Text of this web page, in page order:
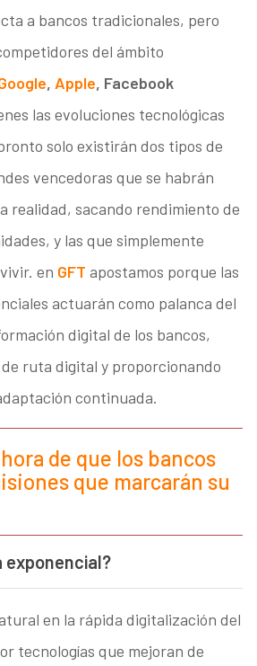
a bancos tradicionales, pero
del ámbito
, Apple, Facebook
las evoluciones tecnológicas
solo existirán dos tipos de
vencedoras que se habrán
realidad, sacando rendimiento de
y las que simplemente
en GFT apostamos porque las
actuarán como palanca del
digital de los bancos,
ruta digital y proporcionando
continuada.
de que los bancos
que marcarán su
exponencial?
en la rápida digitalización del
tecnologías que mejoran de